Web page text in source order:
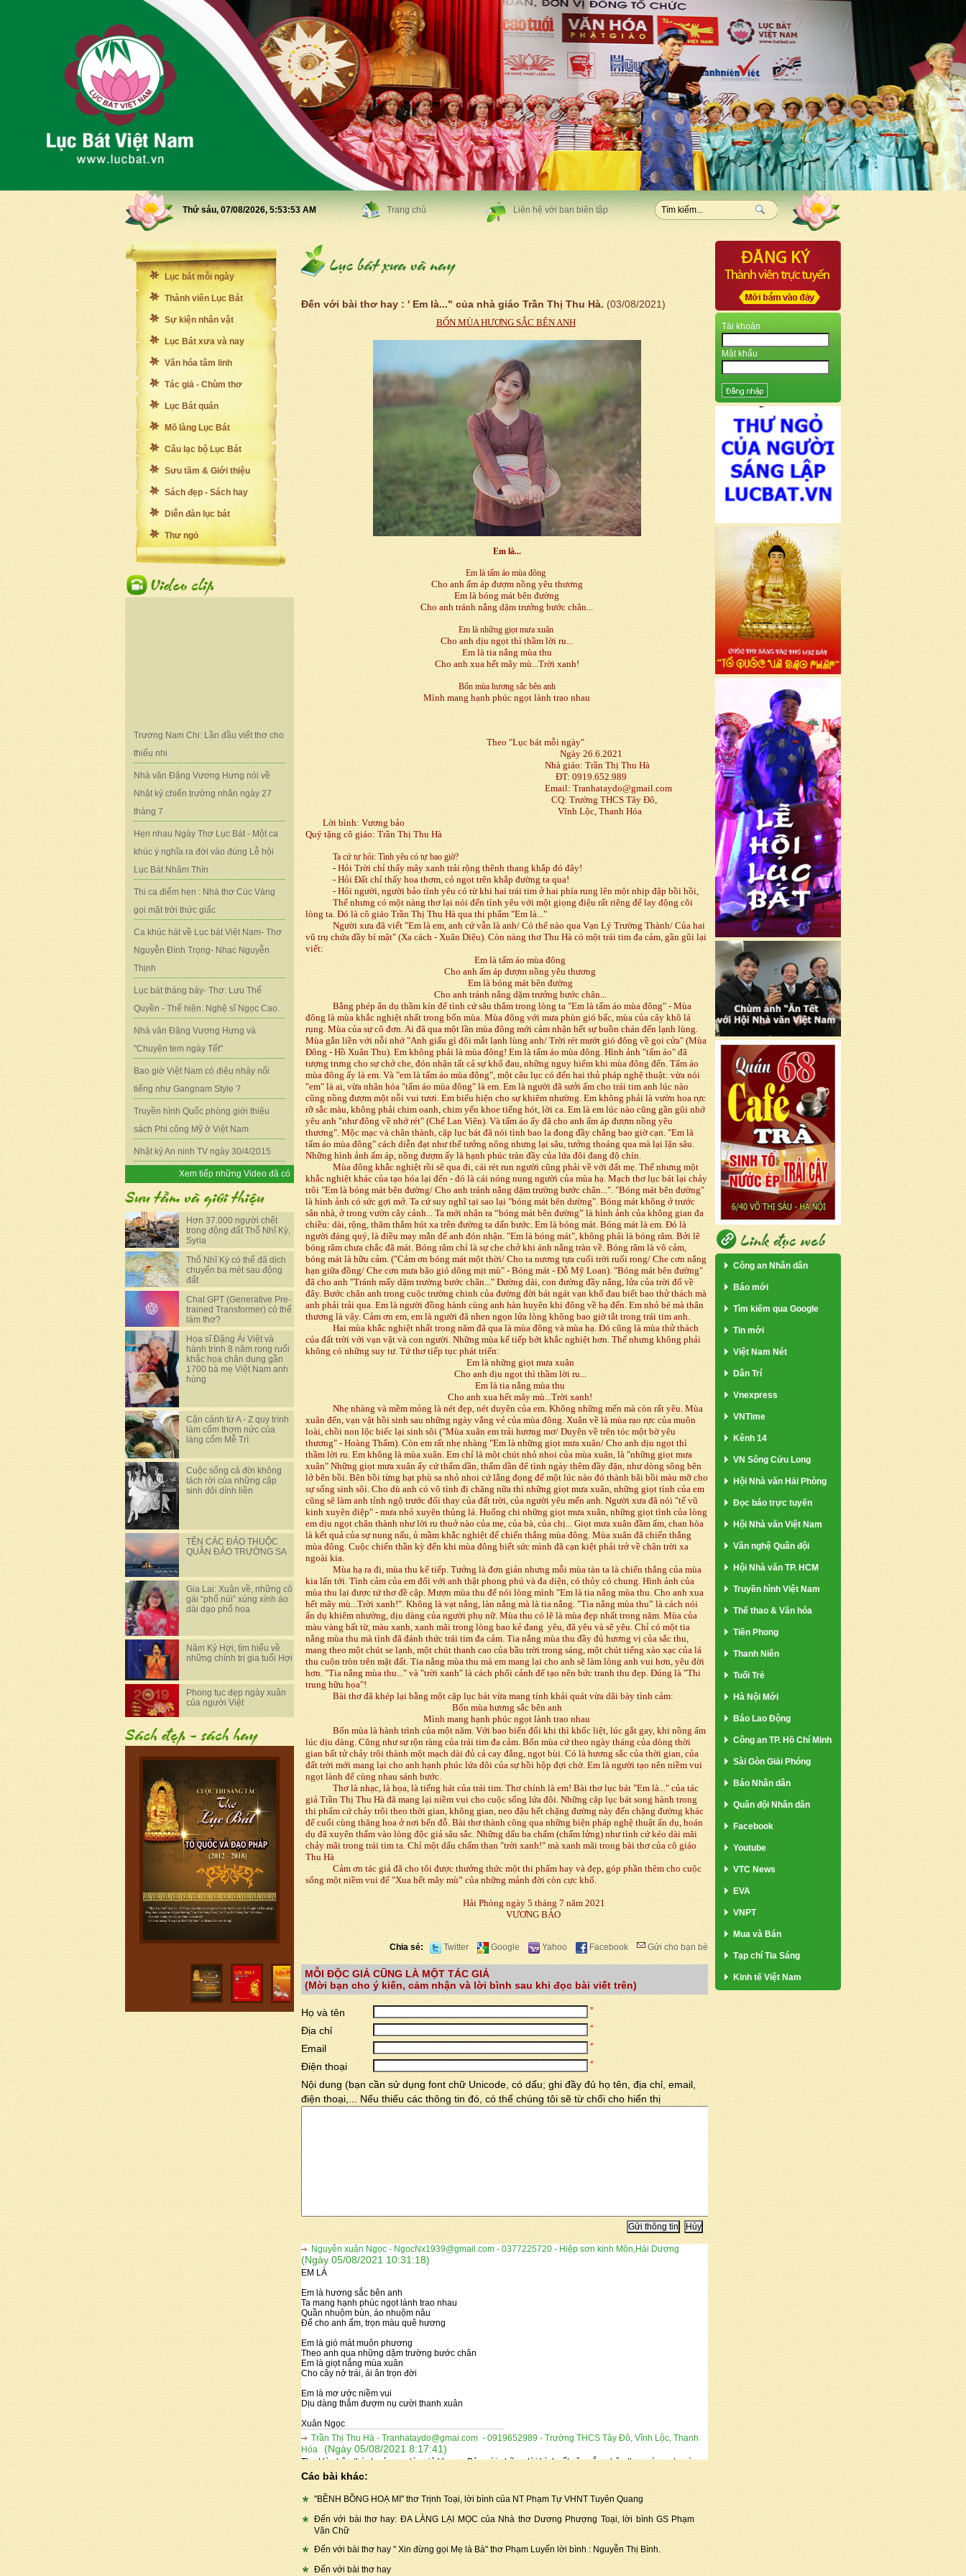
Thứ sáu, 07/08/2026, 5:53:55 AM Trang chủ Liên hệ với ban biên tập
Lục bát mỗi ngày
Thành viên Lục Bát
Sự kiện nhân vật
Lục Bát xưa và nay
Văn hóa tâm linh
Tác giả - Chùm thơ
Lục Bát quán
Mõ làng Lục Bát
Câu lạc bộ Lục Bát
Sưu tầm & Giới thiệu
Sách đẹp - Sách hay
Diễn đàn lục bát
Thư ngỏ
Trương Nam Chi: Lần đầu viết thơ cho
thiếu nhi
Nhà văn Đặng Vương Hưng nói về
Nhật ký chiến trường nhân ngày 27
tháng 7
Hẹn nhau Ngày Thơ Lục Bát - Một ca
khúc ý nghĩa ra đời vào đúng Lễ hội
Lục Bát Nhâm Thìn
Thi ca điểm hẹn : Nhà thơ Cúc Vàng
gọi mặt trời thức giấc
Ca khúc hát về Lục bát Việt Nam- Thơ
Nguyễn Đình Trọng- Nhạc Nguyễn
Thịnh
Lục bát tháng bảy- Thơ: Lưu Thế
Quyền - Thể hiện: Nghệ sĩ Ngọc Cao.
Nhà văn Đặng Vương Hưng và
"Chuyện tem ngày Tết"
Bao giờ Việt Nam có điệu nhảy nổi
tiếng như Gangnam Style ?
Truyền hình Quốc phòng giới thiệu
sách Phi công Mỹ ở Việt Nam
Nhật ký An ninh TV ngày 30/4/2015
Xem tiếp những Video đã có
Hơn 37.000 người chết
trong động đất Thổ Nhĩ Kỳ,
Syria
Thổ Nhĩ Kỳ có thể đã dịch
chuyển ba mét sau động
đất
Chat GPT (Generative Pre-
trained Transformer) có thể
làm thơ?
Họa sĩ Đặng Ái Việt và
hành trình 8 năm rong ruổi
khắc họa chân dung gần
1700 bà mẹ Việt Nam anh
hùng
Cận cảnh từ A - Z quy trình
làm cốm thơm nức của
làng cốm Mễ Trì
Cuộc sống cả đời không
tách rời của những cặp
sinh đôi dính liền
TÊN CÁC ĐẢO THUỘC
QUẦN ĐẢO TRƯỜNG SA
Gia Lai: Xuân về, những cô
gái “phố núi” xúng xính áo
dài dạo phố hoa
Năm Kỷ Hợi, tìm hiểu về
những chính trị gia tuổi Hợi
Phong tục đẹp ngày xuân
của người Việt
Đến với bài thơ hay : ' Em là..." của nhà giáo Trần Thị Thu Hà. (03/08/2021)
BỐN MÙA HƯƠNG SẮC BÊN ANH
Em là...
Em là tấm áo mùa đông
Cho anh ấm áp đượm nồng yêu thương
Em là bóng mát bên đường
Cho anh tránh nắng dặm trưởng bước chân...
Em là những giọt mưa xuân
Cho anh dịu ngọt thì thầm lời ru...
Em là tia nắng mùa thu
Cho anh xua hết mây mù...Trời xanh!
Bốn mùa hương sắc bên anh
Mình mang hạnh phúc ngọt lành trao nhau
Theo "Lục bát mỗi ngày"
Ngày 26.6.2021
Nhà giáo: Trần Thị Thu Hà
ĐT: 0919.652.989
Email: Tranhataydo@gmail.com
CQ: Trường THCS Tây Đô,
Vĩnh Lộc, Thanh Hóa
Lời bình: Vương bảo
Quý tặng cô giáo: Trần Thị Thu Hà
Ta cứ tự hỏi: Tình yêu có tự bao giờ?
-Hỏi Trời chỉ thấy mây xanh trải rộng thênh thang khắp đó đây!
- Hỏi Đất chỉ thấy hoa thơm, cỏ ngọt trên khắp đường ta qua!
- Hỏi người, người bảo tình yêu có từ khi hai trái tim ở hai phía rung lên một nhịp đập bồi hồi,
Thế nhưng có một nàng thơ lại nói đến tình yêu với một giọng điệu rất riêng để lay động cõi
lòng ta. Đó là cô giáo Trần Thị Thu Hà qua thi phẩm "Em là..."
Người xưa đã viết "Em là em, anh cứ vẫn là anh/ Có thể nào qua Vạn Lý Trường Thành/ Của hai
vũ trụ chứa đầy bí mật" (Xa cách - Xuân Diệu). Còn nàng thơ Thu Hà có một trái tim đa cảm, gần gũi lại
viết:
Em là tấm áo mùa đông
Cho anh ấm áp đượm nồng yêu thương
Em là bóng mát bên đường
Cho anh tránh nắng dặm trưởng bước chân...
Bằng phép ẩn dụ thầm kín để tình cứ sâu thẳm trong lòng ta "Em là tấm áo mùa đông" - Mùa
đông là mùa khắc nghiệt nhất trong bốn mùa. Mùa đông với mưa phùn gió bấc, mùa của cây khô lá
rụng. Mùa của sự cô đơn. Ai đã qua một lần mùa đông mới cảm nhận hết sự buồn chán đến lạnh lùng.
Mùa gắn liền với nỗi nhớ "Anh giấu gì đôi mắt lạnh lùng anh/ Trời rét mướt gió đông về gọi cửa" (Mùa
Đông - Hồ Xuân Thu). Em không phải là mùa đông! Em là tấm áo mùa đông. Hình ảnh "tấm áo" đã
tượng trưng cho sự chở che, đón nhận tất cả sự khổ đau, những nguy hiểm khi mùa đông đến. Tấm áo
mùa đông ấy là em. Và "em là tấm áo mùa đông", một câu lục có đến hai thủ pháp nghệ thuật: vừa nói
"em" là ai, vừa nhân hóa "tấm áo mùa đông" là em. Em là người đã sưởi ấm cho trái tim anh lúc nào
cũng nồng đượm một nỗi vui tươi. Em biểu hiện cho sự khiêm nhường. Em không phải là vườn hoa rực
rỡ sắc màu, không phải chim oanh, chim yến khoe tiếng hót, lời ca. Em là em lúc nào cũng gần gũi nhớ
yêu anh "như đông về nhớ rét" (Chế Lan Viên). Và tấm áo ấy đã cho anh ấm áp đượm nồng yêu
thương". Mộc mạc và chân thành, cặp lục bát đã nói tình bao la đong đầy chẳng bao giờ cạn. "Em là
tấm áo mùa đông" cách diễn đạt như thế tưởng nông nhưng lại sâu, tưởng thoáng qua mà lại lặn sâu.
Những hình ảnh ấm áp, nồng đượm ấy là hạnh phúc tràn đầy của lứa đôi đang độ chín.
Mùa đông khắc nghiệt rồi sẽ qua đi, cái rét run người cũng phải về với đất mẹ. Thế nhưng một
khắc nghiệt khác của tạo hóa lại đến - đó là cái nóng nung người của mùa hạ. Mạch thơ lục bát lại chảy
trôi "Em là bóng mát bên đường/ Cho anh tránh nắng dặm trường bước chân...". "Bóng mát bên đường"
là hình ảnh có sức gợi mở. Ta cứ suy nghĩ tại sao lại "bóng mát bên dường". Bóng mát không ở trước
sân nhà, ở trong vườn cây cảnh... Ta mới nhận ra “bóng mát bên đường” là hình ảnh của không gian đa
chiều: dài, rộng, thăm thẳm hút xa trên đường ta dấn bước. Em là bóng mát. Bóng mát là em. Đó là
người đáng quý, là điều may mắn để anh đón nhận. "Em là bóng mát", không phải là bóng râm. Bởi lẽ
bóng râm chưa chắc đã mát. Bóng râm chỉ là sự che chở khi ánh nắng tràn về. Bóng râm là vô cảm,
bóng mát là hữu cảm. ("Cảm ơn bóng mát một thời/ Cho ta nương tựa cuối trời ruổi rong/ Che cơn nắng
hạn giữa đồng/ Che cơn mưa bão gió dông mịt mù" - Bóng mát - Đỗ Mỹ Loan). "Bóng mát bên đường"
đã cho anh "Tránh mấy dặm trường bước chân..." Đường dài, con đường đầy nắng, lửa của trời đổ về
đây. Bước chân anh trong cuộc trường chinh của đường đời bát ngát vạn khổ đau biết bao thử thách mà
anh phải trải qua. Em là người đồng hành cùng anh hàn huyên khi đông về hạ đến. Em nhỏ bé mà thân
thương là vậy. Cảm ơn em, em là người đã nhen ngọn lửa lòng không bao giờ tắt trong trái tim anh.
Hai mùa khắc nghiệt nhất trong năm đã qua là mùa đông và mùa hạ. Đó cũng là mùa thử thách
của đất trời với vạn vật và con người. Những mùa kế tiếp bớt khắc nghiệt hơn. Thế nhưng không phải
không có những suy tư. Tứ thơ tiếp tục phát triển:
Em là những giọt mưa xuân
Cho anh dịu ngọt thì thầm lời ru...
Em là tia nắng mùa thu
Cho anh xua hết mây mù...Trời xanh!
Nhẹ nhàng và mềm mỏng là nét đẹp, nét duyên của em. Không những mến mà còn rất yêu. Mùa
xuân đến, vạn vật hồi sinh sau những ngày vắng vẻ của mùa đông. Xuân về là mùa rạo rực của muôn
loài, chồi non lộc biếc lại sinh sôi ("Mùa xuân em trải hương mơ/ Duyên về trên tóc một bờ yêu
thương" - Hoàng Thẩm). Còn em rất nhẹ nhàng "Em là những giọt mưa xuân/ Cho anh dịu ngọt thì
thầm lời ru. Em không là mùa xuân. Em chỉ là một chút nhỏ nhoi của mùa xuân, là "những giọt mưa
xuân" Những giọt mưa xuân ấy cứ thấm dần, thấm dần để tình ngày thêm đầy đặn, như dòng sông bên
lở bên bồi. Bên bồi từng hạt phù sa nhỏ nhoi cứ lắng đọng để một lúc nào đó thành bãi bồi màu mỡ cho
sự sống sinh sôi. Cho dù anh có vô tình đi chăng nữa thì những giọt mưa xuân, những giọt tình của em
cũng sẽ làm anh tỉnh ngộ trước đổi thay của đất trời, của người yêu mến anh. Người xưa đã nói "tế vũ
kinh xuyên diệp" - mưa nhỏ xuyên thủng lá. Huống chi những giọt mưa xuân, những giọt tình của lòng
em dịu ngọt chân thành như lời ru thuở nào của mẹ, của bà, của chị... Giọt mưa xuân đầm ấm, chan hòa
là kết quả của sự nung nấu, ủ mầm khắc nghiệt để chiến thắng mùa đông. Mùa xuân đã chiến thắng
mùa đông. Cuộc chiến thần kỳ đến khi mùa đông biết sức mình đã cạn kiệt phải trở về chân trời xa
ngoài kia.
Mùa hạ ra đi, mùa thu kế tiếp. Tưởng là đơn giản nhưng mỗi mùa tàn ta là chiến thắng của mùa
kia lấn tới. Tình cảm của em đối với anh thật phong phú và đa diện, có thủy có chung. Hình ảnh của
mùa thu lại được tứ thơ đề cập. Mượn mùa thu để nói lòng mình "Em là tia nắng mùa thu. Cho anh xua
hết mây mù...Trời xanh!". Không là vạt nắng, làn nắng mà là tia nắng. "Tia nắng mùa thu” là cách nói
ẩn dụ khiêm nhường, dịu dàng của người phụ nữ. Mùa thu có lẽ là mùa đẹp nhất trong năm. Mùa của
màu vàng bất từ, màu xanh, xanh mãi trong lòng bao kẻ đang yêu, đã yêu và sẽ yêu. Chỉ có một tia
nắng mùa thu mà tình đã đánh thức trái tim đa cảm. Tia nắng mùa thu đầy đủ hương vị của sắc thu,
mang theo một chút se lạnh, một chút thanh cao của bầu trời trong sáng, một chút tiếng xào xạc của lá
thu cuộn tròn trên mặt đất. Tia nắng mùa thu mà em mang lại cho anh sẽ làm lòng anh vui hơn, yêu đời
hơn. "Tia nắng mùa thu..." và "trời xanh" là cách phối cảnh để tạo nên bức tranh thu đẹp. Đúng là "Thi
trung hữu họa"!
Bài thơ đã khép lại bằng một cặp lục bát vừa mang tính khải quát vừa dãi bày tình cảm:
Bốn mùa hương sắc bên anh
Mình mang hạnh phúc ngọt lành trao nhau
Bốn mùa là hành trình của một năm. Với bao biến đổi khi thì khốc liệt, lúc gắt gay, khi nồng ấm
lúc dịu dàng. Cũng như sự rộn ràng của trái tim đa cảm. Bốn mùa cứ theo ngày tháng của dòng thời
gian bất tử chảy trôi thành một mạch dài đủ cả cay đắng, ngọt bùi. Có là hương sắc của thời gian, của
đất trời mới mang lại cho anh hạnh phúc lứa đôi của sự hồi hộp đợi chờ. Em là người tạo nên niềm vui
ngọt lành để cùng nhau sánh bước.
Thơ là nhạc, là họa, là tiếng hát của trái tim. Thơ chính là em! Bài thơ lục bát "Em là..." của tác
giả Trần Thị Thu Hà đã mang lại niềm vui cho cuộc sống lứa đôi. Những cặp lục bát song hành trong
thi phẩm cứ chảy trôi theo thời gian, không gian, neo đậu hết chặng đường này đến chặng đường khác
để cuối cùng thăng hoa ở nơi bến đỗ. Bài thơ thành công qua những biện pháp nghệ thuật ẩn dụ, hoán
dụ đã xuyên thấm vào lòng độc giả sâu sắc. Những dấu ba chấm (chấm lửng) như tình cứ kéo dài mãi
chảy mãi trong trái tim ta. Chỉ một dấu chấm than "trời xanh!" mà xanh mãi trong bài thơ của cô giáo
Thu Hà
Cảm ơn tác giả đã cho tôi được thưởng thức một thi phẩm hay và đẹp, góp phần thêm cho cuộc
sống một niềm vui để "Xua hết mây mù” của những mảnh đời còn cực khổ.
Hải Phòng ngày 5 tháng 7 năm 2021
VƯƠNG BẢO
Chia sẻ: Twitter Google Yahoo Facebook Gửi cho bạn bè
MỖI ĐỘC GIẢ CŨNG LÀ MỘT TÁC GIẢ
(Mời bạn cho ý kiến, cảm nhận và lời bình sau khi đọc bài viết trên)
Họ và tên *
Địa chỉ *
Email *
Điện thoại *
Nội dung (bạn cần sử dụng font chữ Unicode, có dấu; ghi đầy đủ họ tên, địa chỉ, email,
điện thoại,... Nếu thiếu các thông tin đó, có thể chúng tôi sẽ từ chối cho hiển thị
Nguyễn xuân Ngọc - NgocNx1939@gmail.com - 0377225720 - Hiệp sơn kinh Môn,Hải Dương
(Ngày 05/08/2021 10:31:18)
EM LÀ
Em là hương sắc bên anh
Ta mang hạnh phúc ngọt lành trao nhau
Quần nhuộm bùn, áo nhuộm nâu
Để cho anh ấm, trọn màu quê hương
Em là gió mát muôn phương
Theo anh qua những dặm trường bước chân
Em là giọt nắng mùa xuân
Cho cây nở trái, ái ân trọn đời
Em là mơ ước niềm vui
Dịu dàng thắm đượm nụ cười thanh xuân
Xuân Ngọc
Trần Thị Thu Hà - Tranhataydo@gmai.com - 0919652989 - Trường THCS Tây Đô, Vĩnh Lộc, Thanh
Hóa (Ngày 05/08/2021 8:17:41)
Thu Hà chân thành cảm ơn tác giả Vương Bảo với những lời bình rất sâu sắc, chân thực và ngọt ngào
ấm áp yêu thương dành cho bài thơ "Em là..." của Thu Hà! Bài thơ là cảm xúc rất thật từ trái tim, từ cuộc
sống đời thường của Thu Hà và bài bình của tác giả Vương Bảo đã đã chắp thêm đôi cánh cho thơ của
Thu Hà đến được với đông đảo bạn đọc!
Nguyễn xuân Ngọc - NgocNx1939@gmail.com - 0377225720 - Hiệp sơn kinh Môn,Hải Dương
(Ngày 05/08/2021 0:23:03)
EM LÀ
Em là hương sắc bên anh
Quần nhuộm bùn, áo nhuộm nâu
Các bài khác:
"BỀNH BỒNG HOẠ MI" thơ Trịnh Toại, lời bình của NT Phạm Tự VHNT Tuyên Quang
Đến với bài thơ hay: ĐA LÀNG LẠI MỌC của Nhà thơ Dương Phượng Toại, lời bình GS Phạm
Văn Chữ
Đến với bài thơ hay " Xin đừng gọi Mẹ là Bà" thơ Phạm Luyến lời bình : Nguyễn Thị Bình.
Đến với bài thơ hay
Tài khoản
Mật khẩu
Công an Nhân dân
Báo mới
Tìm kiếm qua Google
Tin mới
Việt Nam Nét
Dân Trí
Vnexpress
VNTime
Kênh 14
VN Sông Cửu Long
Hội Nhà văn Hải Phòng
Đọc báo trực tuyến
Hội Nhà văn Việt Nam
Văn nghệ Quân đội
Hội Nhà văn TP. HCM
Truyền hình Việt Nam
Thể thao & Văn hóa
Tiền Phong
Thanh Niên
Tuổi Trẻ
Hà Nội Mới
Báo Lao Động
Công an TP. Hồ Chí Minh
Sài Gòn Giải Phóng
Báo Nhân dân
Quân đội Nhân dân
Facebook
Youtube
VTC News
EVA
VNPT
Mua và Bán
Tạp chí Tia Sáng
Kinh tế Việt Nam